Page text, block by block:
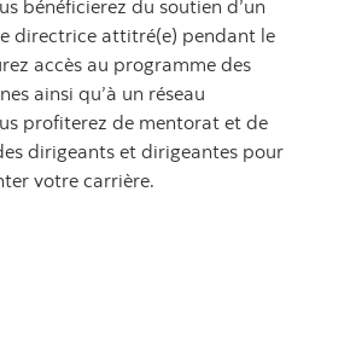
bénéficierez du soutien d’un
directrice attitré(e) pendant le
accès au programme des
ainsi qu’à un réseau
profiterez de mentorat et de
dirigeants et dirigeantes pour
votre carrière.